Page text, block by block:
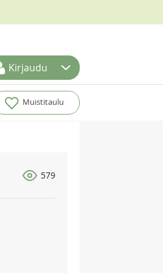
Kirjaudu
Muistitaulu
579